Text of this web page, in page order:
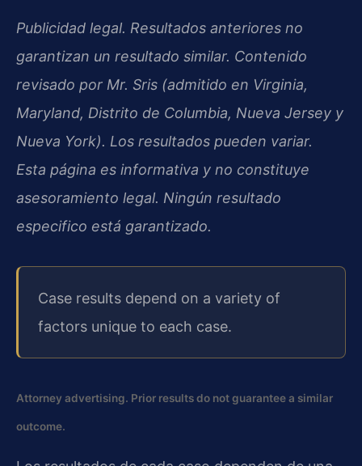
Publicidad legal. Resultados anteriores no
garantizan un resultado similar. Contenido
revisado por Mr. Sris (admitido en Virginia,
Maryland, Distrito de Columbia, Nueva Jersey y
Nueva York). Los resultados pueden variar.
Esta página es informativa y no constituye
asesoramiento legal. Ningún resultado
especifico está garantizado.
Case results depend on a variety of
factors unique to each case.
Attorney advertising. Prior results do not guarantee a similar
outcome.